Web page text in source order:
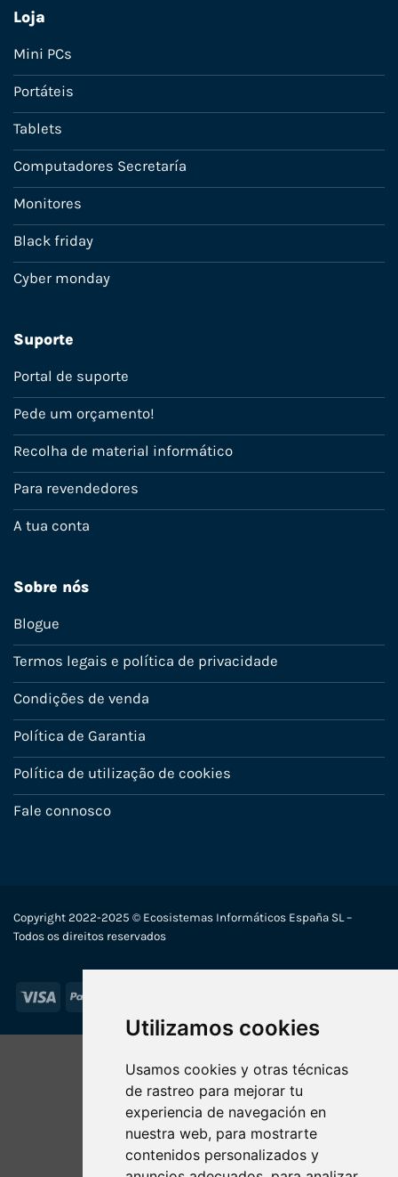
Utilizamos cookies
Usamos cookies y otras técnicas
de rastreo para mejorar tu
experiencia de navegación en
nuestra web, para mostrarte
contenidos personalizados y
Loja
Mini PCs
Portáteis
Tablets
Computadores Secretaría
Monitores
Black friday
Cyber monday
Suporte
Portal de suporte
Pede um orçamento!
Recolha de material informático
Para revendedores
A tua conta
Sobre nós
Blogue
Termos legais e política de privacidade
Condições de venda
Política de Garantia
Política de utilização de cookies
Fale connosco
Copyright 2022-2025 © Ecosistemas Informáticos España SL –
Todos os direitos reservados
Visa